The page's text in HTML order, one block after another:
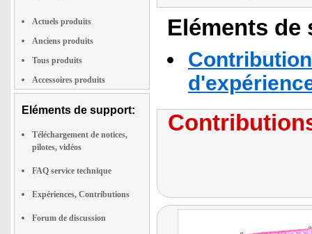
Actuels produits
Anciens produits
Tous produits
Accessoires produits
Eléments de support:
Téléchargement de notices,
pilotes, vidéos
FAQ service technique
Expériences, Contributions
Forum de discussion
Eléments